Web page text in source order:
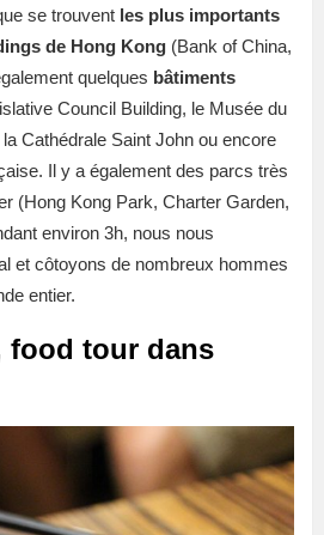
se trouvent les plus importants
de Hong Kong (Bank of China,
quelques bâtiments
Council Building, le Musée du
Cathédrale Saint John ou encore
Il y a également des parcs très
(Hong Kong Park, Charter Garden,
environ 3h, nous nous
et côtoyons de nombreux hommes
entier.
food tour dans